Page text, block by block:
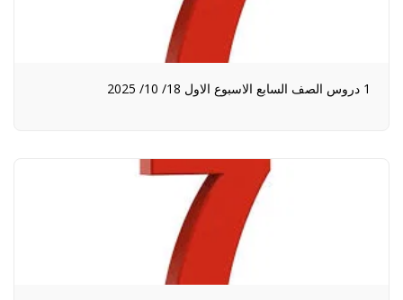
1 دروس الصف السابع الاسبوع الاول 18/ 10/ 2025